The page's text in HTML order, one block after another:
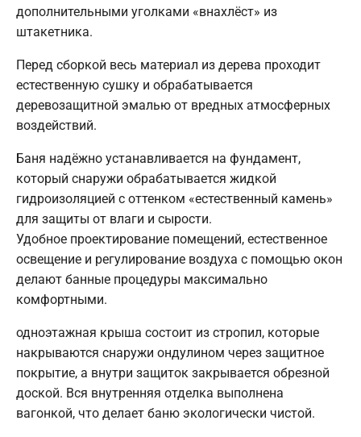
дополнительными уголками «внахлёст» из
штакетника.
Перед сборкой весь материал из дерева проходит
естественную сушку и обрабатывается
деревозащитной эмалью от вредных атмосферных
воздействий.
Баня надёжно устанавливается на фундамент,
который снаружи обрабатывается жидкой
гидроизоляцией с оттенком «естественный камень»
для защиты от влаги и сырости.
Удобное проектирование помещений, естественное
освещение и регулирование воздуха с помощью окон
делают банные процедуры максимально
комфортными.
одноэтажная крыша состоит из стропил, которые
накрываются снаружи ондулином через защитное
покрытие, а внутри защиток закрывается обрезной
доской. Вся внутренняя отделка выполнена
вагонкой, что делает баню экологически чистой.